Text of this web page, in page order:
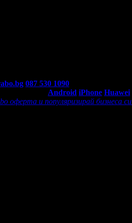
087 530 1090
Android iPhone Huawei
оферта и популяризирай бизнеса си